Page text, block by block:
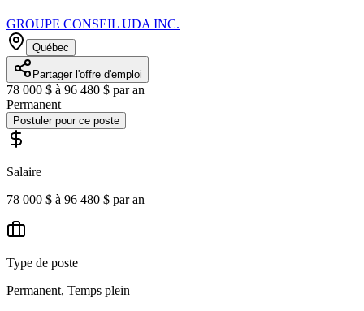
GROUPE CONSEIL UDA INC.
Québec
Partager l'offre d'emploi
78 000 $ à 96 480 $ par an
Permanent
Postuler pour ce poste
Salaire
78 000 $ à 96 480 $ par an
Type de poste
Permanent, Temps plein